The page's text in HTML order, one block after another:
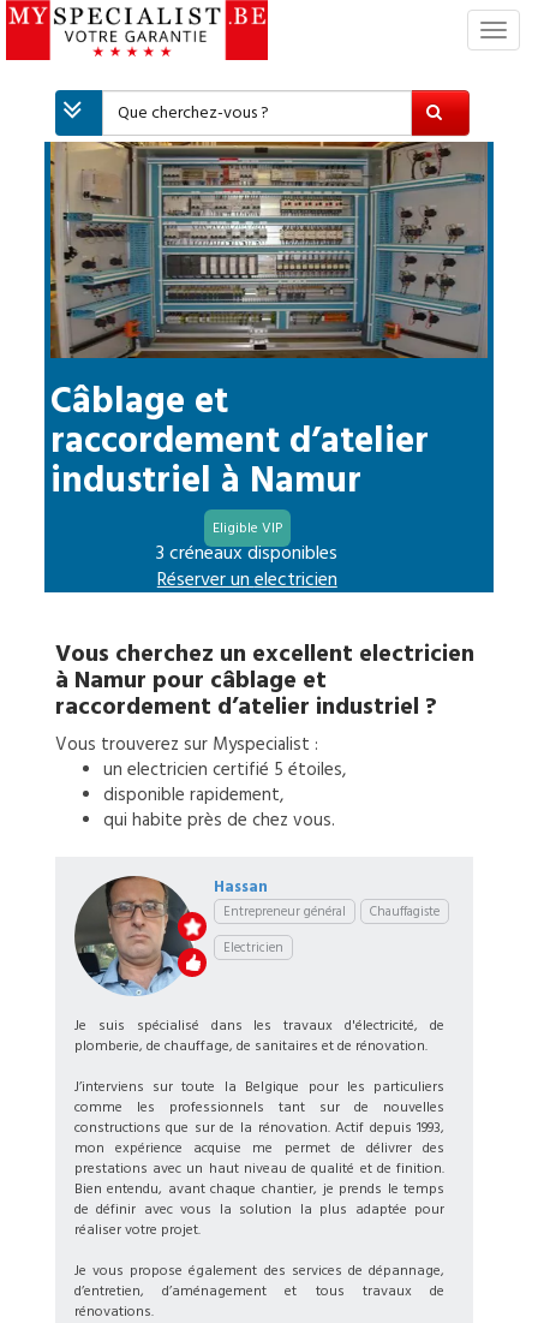
S
c
Câblage et
raccordement d’atelier
industriel à Namur
Eligible VIP
3 créneaux disponibles
Réserver un electricien
Vous cherchez un excellent electricien
à Namur pour câblage et
raccordement d’atelier industriel ?
Vous trouverez sur Myspecialist :
un electricien certifié 5 étoiles,
disponible rapidement,
qui habite près de chez vous.
Hassan
Entrepreneur général
Chauffagiste
Electricien
Je suis spécialisé dans les travaux d'électricité, de
plomberie, de chauffage, de sanitaires et de rénovation.
J’interviens sur toute la Belgique pour les particuliers
comme les professionnels tant sur de nouvelles
constructions que sur de la rénovation. Actif depuis 1993,
mon expérience acquise me permet de délivrer des
prestations avec un haut niveau de qualité et de finition.
Bien entendu, avant chaque chantier, je prends le temps
de définir avec vous la solution la plus adaptée pour
réaliser votre projet.
Je vous propose également des services de dépannage,
d’entretien, d’aménagement et tous travaux de
rénovations.